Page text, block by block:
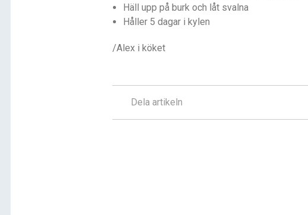
Häll upp på burk och låt svalna
Håller 5 dagar i kylen
/Alex i köket
Dela artikeln